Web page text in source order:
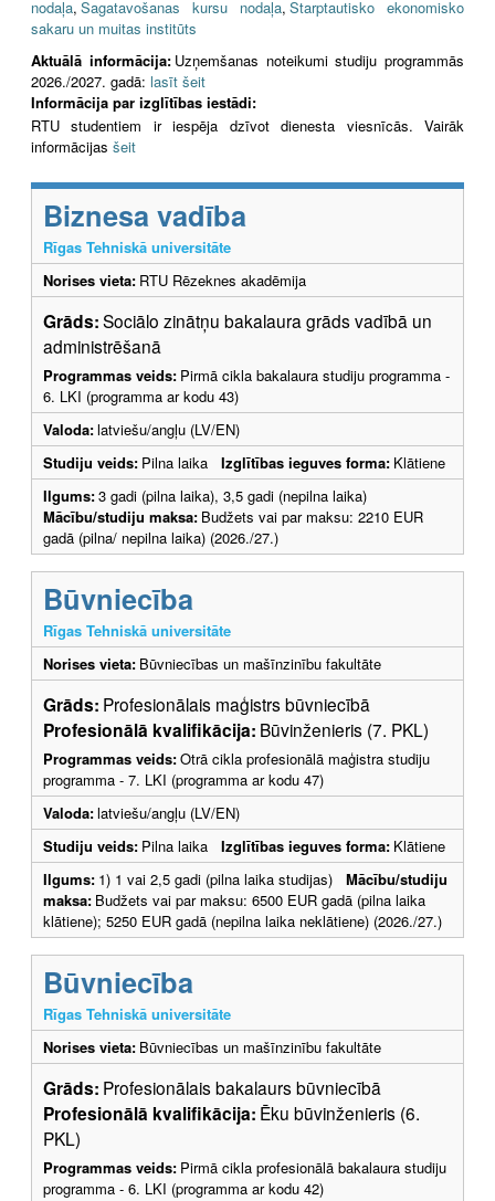
nodaļa, Sagatavošanas kursu nodaļa, Starptautisko ekonomisko
sakaru un muitas institūts
Aktuālā informācija: Uzņemšanas noteikumi studiju programmās
2026./2027. gadā: lasīt šeit
Informācija par izglītības iestādi:
RTU studentiem ir iespēja dzīvot dienesta viesnīcās. Vairāk
informācijas šeit
Biznesa vadība
Rīgas Tehniskā universitāte
Norises vieta: RTU Rēzeknes akadēmija
Grāds:Sociālo zinātņu bakalaura grāds vadībā un
administrēšanā
Programmas veids: Pirmā cikla bakalaura studiju programma -
6. LKI (programma ar kodu 43)
Valoda:latviešu/angļu (LV/EN)
Studiju veids: Pilna laika Izglītības ieguves forma: Klātiene
Ilgums:3 gadi (pilna laika), 3,5 gadi (nepilna laika)
Mācību/studiju maksa: Budžets vai par maksu: 2210 EUR
gadā (pilna/ nepilna laika) (2026./27.)
Būvniecība
Rīgas Tehniskā universitāte
Norises vieta: Būvniecības un mašīnzinību fakultāte
Grāds: Profesionālais maģistrs būvniecībā
Profesionālā kvalifikācija: Būvinženieris (7. PKL)
Programmas veids:Otrā cikla profesionālā maģistra studiju
programma - 7. LKI (programma ar kodu 47)
Valoda:latviešu/angļu (LV/EN)
Studiju veids: Pilna laika Izglītības ieguves forma: Klātiene
Ilgums: 1) 1 vai 2,5 gadi (pilna laika studijas) Mācību/studiju
maksa: Budžets vai par maksu: 6500 EUR gadā (pilna laika
klātiene); 5250 EUR gadā (nepilna laika neklātiene) (2026./27.)
Būvniecība
Rīgas Tehniskā universitāte
Norises vieta: Būvniecības un mašīnzinību fakultāte
Grāds: Profesionālais bakalaurs būvniecībā
Profesionālā kvalifikācija: Ēku būvinženieris (6.
PKL)
Programmas veids: Pirmā cikla profesionālā bakalaura studiju
programma - 6. LKI (programma ar kodu 42)